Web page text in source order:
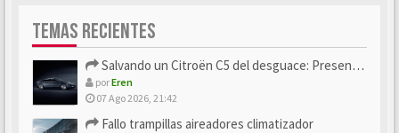
TEMAS RECIENTES
Salvando un Citroën C5 del desguace: Presentación y seguimiento
porEren
07 Ago 2026, 21:42
Fallo trampillas aireadores climatizador